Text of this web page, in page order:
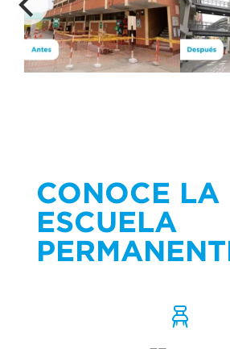
CONOCE LA
ESCUELA